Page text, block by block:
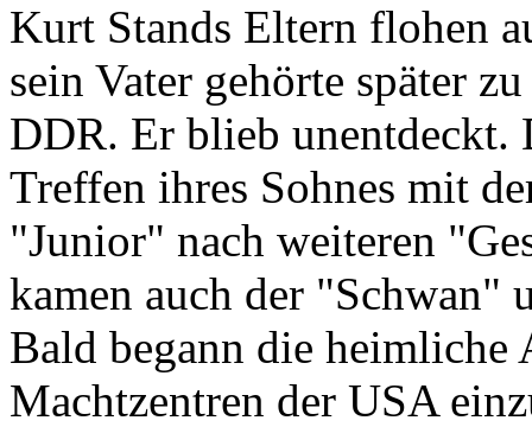
Kurt Stands Eltern flohen
sein Vater gehörte später
DDR. Er blieb unentdeckt.
Treffen ihres Sohnes mit
"Junior" nach weiteren
kamen auch der "Schwan"
Bald begann die
Machtzentren der USA